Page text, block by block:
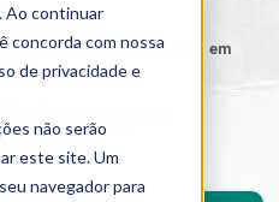
Ao continuar
concorda com nossa
deprivacidade e
não serão
este site. Um
navegador para
>Especialização em